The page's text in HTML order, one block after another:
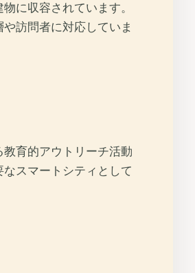
に収容されています。
訪問者に対応していま
育的アウトリーチ活動
スマートシティとして